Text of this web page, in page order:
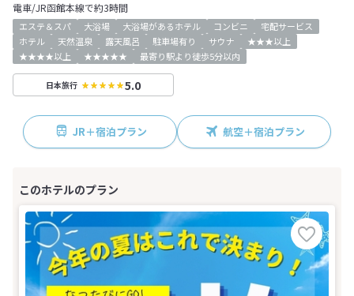
電車/JR函館本線で約3時間
エステ＆スパ 大浴場 大浴場があるホテル コンビニ
宅配サービス
ホテル
天然温泉 露天風呂 駐車場有り サウナ
★★★以上
★★★★以上
★★★★★ 最寄り駅より徒歩5分以内
日本旅行 5.0
JR＋宿泊プラン 航空＋宿泊プラン